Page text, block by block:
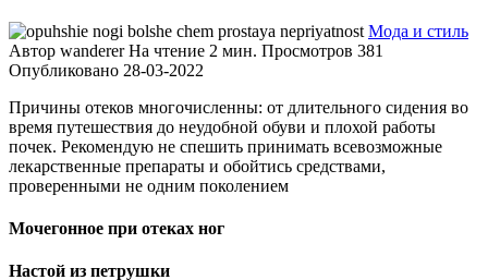
Мода и стиль
Автор wanderer На чтение 2 мин. Просмотров 381
Опубликовано 28-03-2022
Причины отеков многочисленны: от длительного сидения во
время путешествия до неудобной обуви и плохой работы
почек. Рекомендую не спешить принимать всевозможные
лекарственные препараты и обойтись средствами,
проверенными не одним поколением
Мочегонное при отеках ног
Настой из петрушки